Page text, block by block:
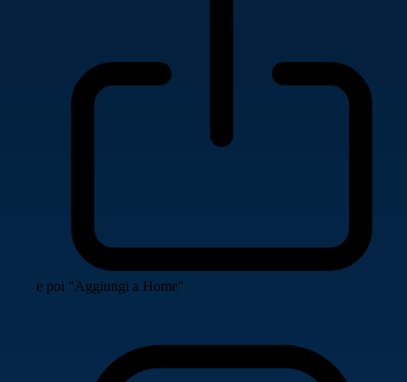
e poi "Aggiungi a Home"